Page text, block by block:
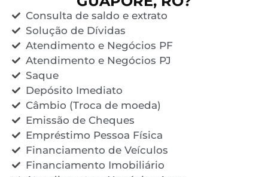
Consulta de saldo e extrato
Solução de Dívidas
Atendimento e Negócios PF
Atendimento e Negócios PJ
Saque
Depósito Imediato
Câmbio (Troca de moeda)
Emissão de Cheques
Empréstimo Pessoa Física
Financiamento de Veículos
Financiamento Imobiliário